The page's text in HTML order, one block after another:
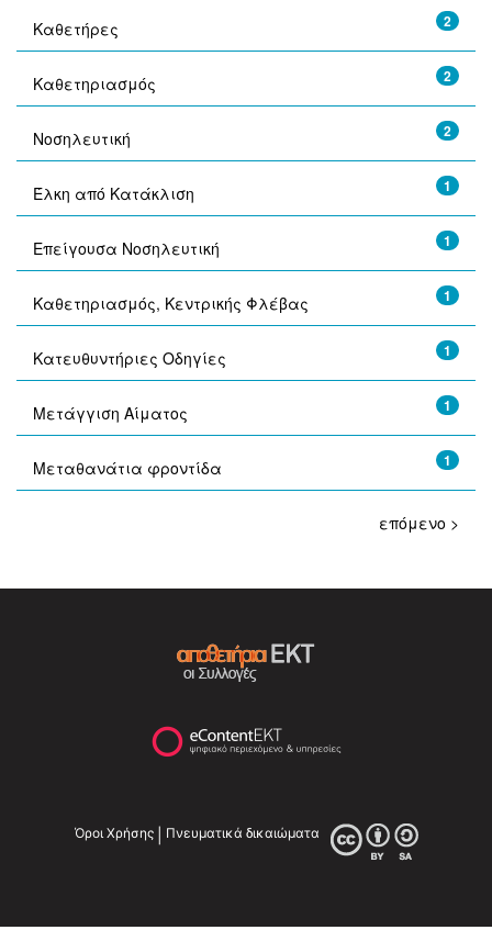
2
Καθετήρες
2
Καθετηριασμός
2
Νοσηλευτική
1
Έλκη από Κατάκλιση
1
Επείγουσα Νοσηλευτική
1
Καθετηριασμός, Κεντρικής Φλέβας
1
Κατευθυντήριες Οδηγίες
1
Μετάγγιση Αίματος
1
Μεταθανάτια φροντίδα
επόμενο >